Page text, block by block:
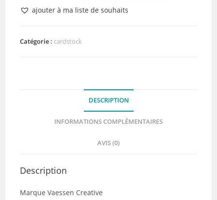
Cardstock
ajouter à ma liste de souhaits
Catégorie : cardstock
DESCRIPTION
INFORMATIONS COMPLÉMENTAIRES
AVIS (0)
Description
Marque Vaessen Creative